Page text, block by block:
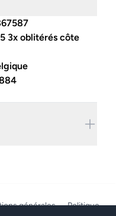
3x oblitérés côte
générales
Politique